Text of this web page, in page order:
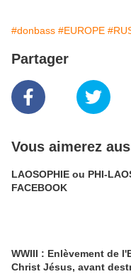
#donbass #EUROPE
Partager
Vous aimerez
LAOSOPHIE ou PHI-
FACEBOOK
WWIII : Enlèvement de
Christ Jésus, avant